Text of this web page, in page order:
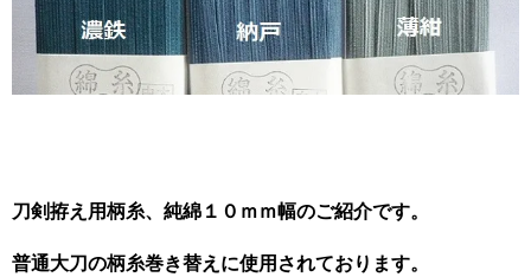
刀剣拵え用柄糸、純綿１０ｍｍ幅のご紹介です。
普通大刀の柄糸巻き替えに使用されております。